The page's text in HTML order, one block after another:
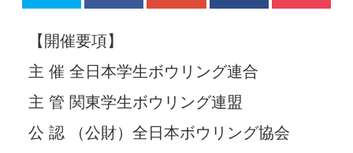
【開催要項】
主 催 全日本学生ボウリング連合
主 管 関東学生ボウリング連盟
公 認 （公財）全日本ボウリング協会